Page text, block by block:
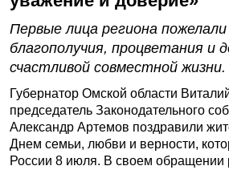
Первые лица региона
благополучия, процветания и
счастливой совместной жизни.
Губернатор Омской области
председатель Законодательного
Александр Артемов поздравили
Днем семьи, любви и верности,
России 8 июля. В своем обращении